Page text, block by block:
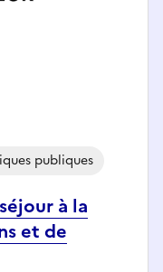
à la
et de
publiques